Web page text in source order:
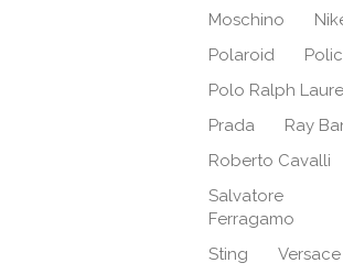
Moschino
Polaroid
Polo Ralph
Prada
Ray
Roberto Cavalli
Salvatore
Ferragamo
Sting
Versace